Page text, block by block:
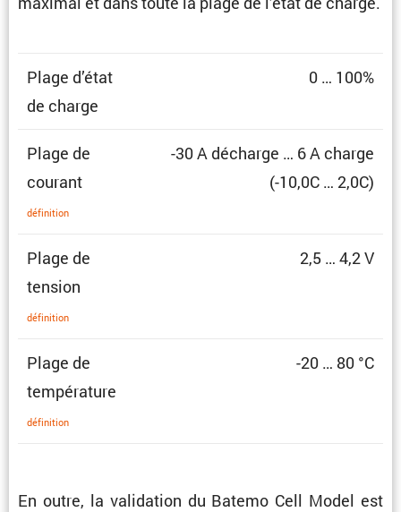
Plage d’état
de charge
0 … 100%
Plage de
courant
défini­tion
-30 A décharge … 6 A charge
(-10,0C … 2,0C)
Plage de
tension
défini­tion
2,5 … 4,2 V
Plage de
température
défini­tion
-20 … 80 °C
En outre, la valida­tion du Batemo Cell Model est